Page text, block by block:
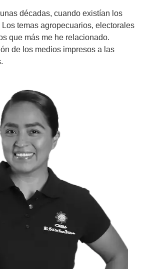
décadas, cuando existían los
Los temas agropecuarios, electorales
que más me he relacionado.
de los medios impresos a las